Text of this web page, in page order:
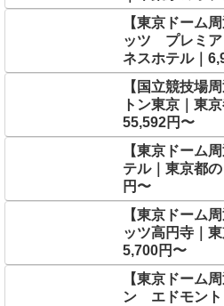
【東京ドーム
ッツ プレミ
ネスホテル｜
【国立競技場
トン東京｜東
55,592円〜
【東京ドーム
テル｜東京都
円〜
【東京ドーム
ッツ高円寺｜
5,700円〜
【東京ドーム
ン エドモント